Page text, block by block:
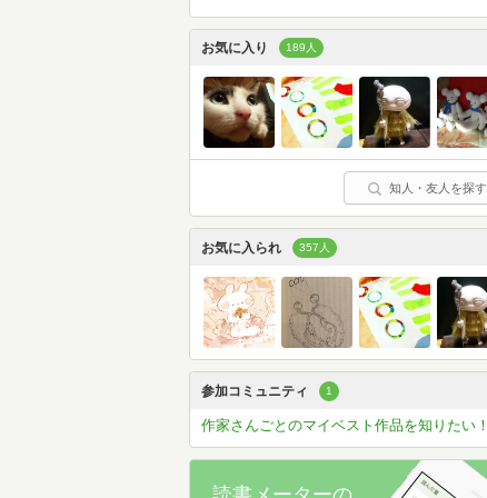
お気に入り
189人
知人・友人を探す
お気に入られ 357人
参加コミュニティ 1
作家さんごとのマイベスト作品を知りたい！